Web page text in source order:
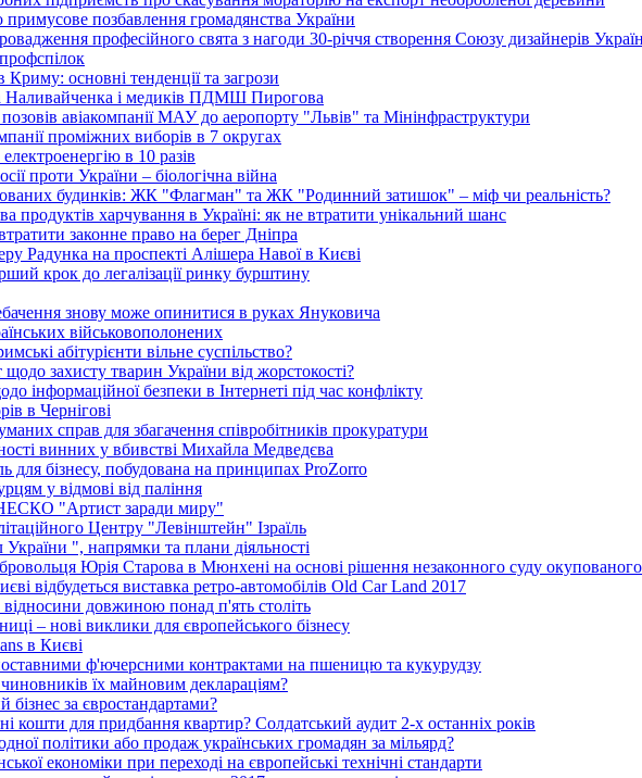
позбавлення громадянства України
професійного свята з нагоди 30-річчя створення Союзу дизайнерів
основні тенденції та загрози
Наливайченка і медиків ПДМШ Пирогова
авіакомпанії МАУ до аеропорту "Львів" та Мінінфраструктури
проміжних виборів в 7 округах
в 10 разів
проти України – біологічна війна
будинків: ЖК "Флагман" та ЖК "Родинний затишок" – міф чи реальність?
продуктів харчування в Україні: як не втратити унікальний шанс
законне право на берег Дніпра
Радунка на проспекті Алішера Навої в Києві
крок до легалізації ринку бурштину
знову може опинитися в руках Януковича
військовополонених
абітурієнти вільне суспільство?
захисту тварин України від жорстокості?
інформаційної безпеки в Інтернеті під час конфлікту
в Чернігові
справ для збагачення співробітників прокуратури
винних у вбивстві Михайла Медведєва
для бізнесу, побудована на принципах ProZorro
у відмові від паління
"Артист заради миру"
Центру "Левінштейн" Ізраїль
", напрямки та плани діяльності
Юрія Старова в Мюнхені на основі рішення незаконного суду
відбудеться виставка ретро-автомобілів Old Car Land 2017
відносини довжиною понад п'ять століть
– нові виклики для європейського бізнесу
в Києві
ф'ючерсними контрактами на пшеницю та кукурудзу
їх майновим деклараціям?
бізнес за євростандартами?
кошти для придбання квартир? Солдатський аудит 2-х останніх років
політики або продаж українських громадян за мільярд?
економіки при переході на європейські технічні стандарти